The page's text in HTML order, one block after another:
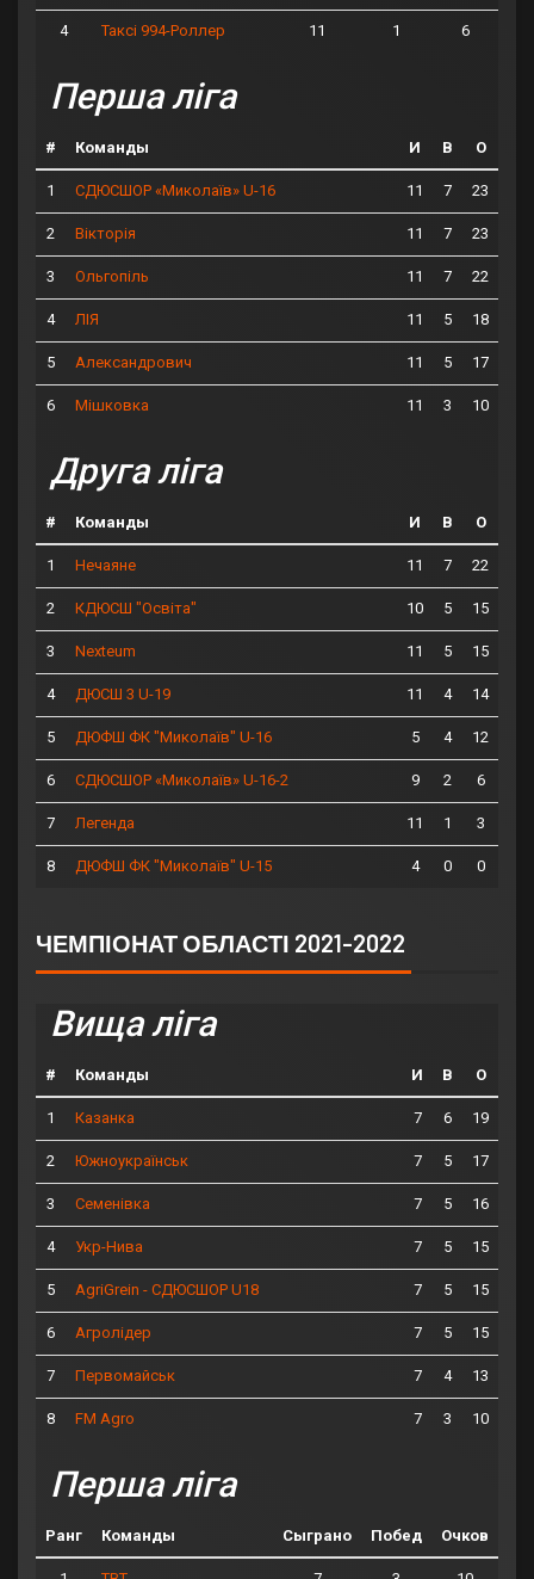
4 Таксі 994-Роллер 11 1 6
Перша ліга
# Команды И В О
1 СДЮСШОР «Миколаїв» U-16 11 7 23
2 Вікторія 11 7 23
3 Ольгопіль 11 7 22
4 ЛІЯ 11 5 18
5 Александрович 11 5 17
6 Мішковка 11 3 10
Друга ліга
# Команды И В О
1 Нечаяне 11 7 22
2 КДЮСШ "Освіта" 10 5 15
3 Nexteum 11 5 15
4 ДЮСШ 3 U-19 11 4 14
5 ДЮФШ ФК "Миколаїв" U-16 5 4 12
6 СДЮСШОР «Миколаїв» U-16-2 9 2 6
7 Легенда 11 1 3
8 ДЮФШ ФК "Миколаїв" U-15 4 0 0
ЧЕМПІОНАТ ОБЛАСТІ 2021-2022
Вища ліга
# Команды И В О
1 Казанка 7 6 19
2 Южноукраїнськ 7 5 17
3 Семенівка 7 5 16
4 Укр-Нива 7 5 15
5 AgriGrein - СДЮСШОР U18 7 5 15
6 Агролідер 7 5 15
7 Первомайськ 7 4 13
8 FM Agro 7 3 10
Перша ліга
Ранг Команды Сыграно Побед Очков